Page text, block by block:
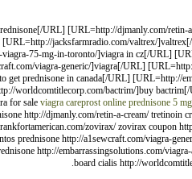
URL] [URL=http://djmanly.com/
jacksfarmradio.com/valtrex/
75-mg-in-toronto/]viagra in cz[/URL]
viagra-generic/]viagra[/URL]
prednisone in canada[/URL] [URL=http://
worldcomtitlecorp.com/bactrim/]buy bactrim[/
for sale viagra careprost online prednisone 5
http://djmanly.com/retin-a-cream/ tretinoin
zovirax/ zovirax coupon
prednisone http://a1sewcraft.com/viagra-
http://embarrassingsolutions.com/
board cialis http://